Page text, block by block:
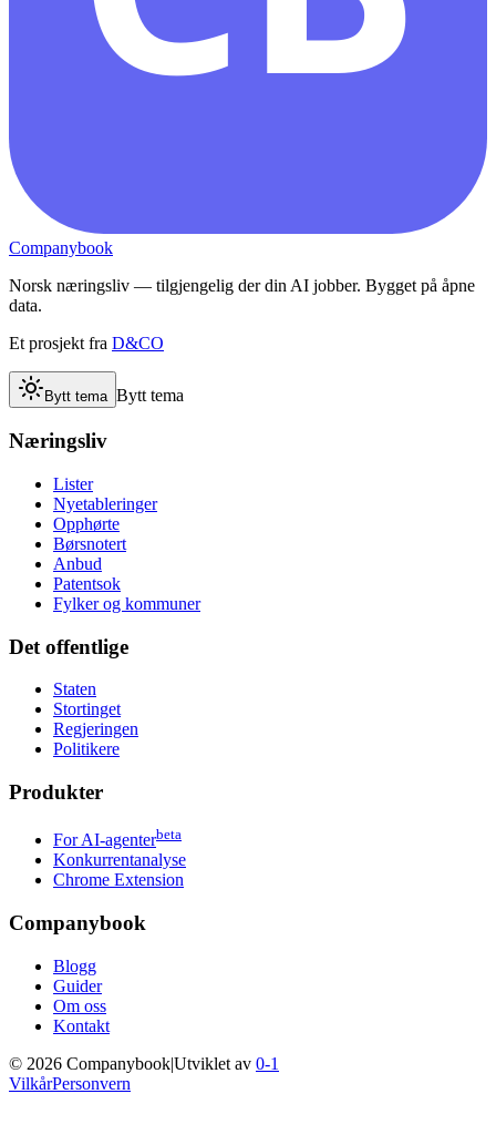
Companybook
Norsk næringsliv — tilgjengelig der din AI jobber. Bygget på åpne
data.
Et prosjekt fra D&CO
Bytt tema Bytt tema
Næringsliv
Lister
Nyetableringer
Opphørte
Børsnotert
Anbud
Patentsok
Fylker og kommuner
Det offentlige
Staten
Stortinget
Regjeringen
Politikere
Produkter
For AI-agenterbeta
Konkurrentanalyse
Chrome Extension
Companybook
Blogg
Guider
Om oss
Kontakt
© 2026 Companybook|Utviklet av 0-1
VilkårPersonvern